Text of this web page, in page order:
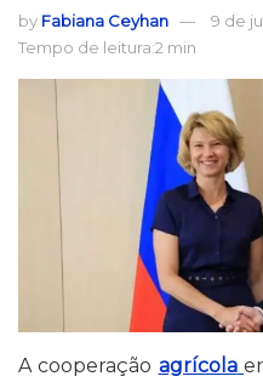
by Fabiana Ceyhan
9 de
Tempo de leitura:2 min
A cooperação agrícola